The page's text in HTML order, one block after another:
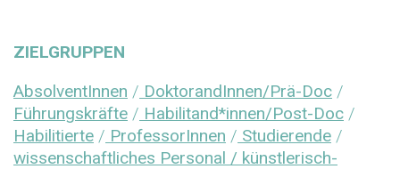
ZIELGRUPPEN
AbsolventInnen / DoktorandInnen/Prä-Doc /
Führungskräfte / Habilitand*innen/Post-Doc /
Habilitierte / ProfessorInnen / Studierende /
wissenschaftliches Personal / künstlerisch-